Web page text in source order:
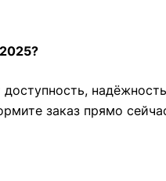
заказ прямо